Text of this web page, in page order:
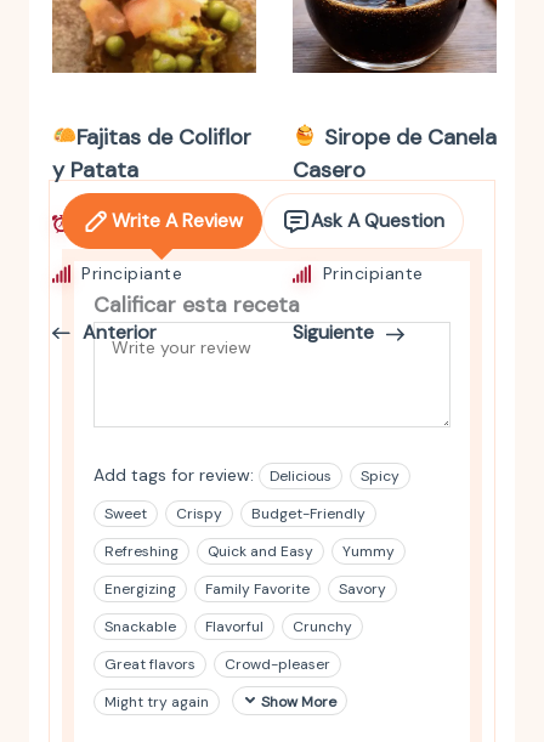
Fajitas de Coliflor
y Patata
1 h
Principiante
Anterior
Sirope de Canela
Casero
25 mins
Principiante
Siguiente
Write A Review Ask A Question
Calificar esta receta
Add tags for review: Delicious
Spicy
Sweet
Crispy
Budget-Friendly
Refreshing
Quick and Easy
Yummy
Energizing
Family Favorite
Savory
Snackable
Flavorful
Crunchy
Great flavors
Crowd-pleaser
Might try again
Show More